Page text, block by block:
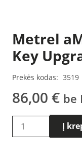
Metrel
Key
Prekės kodas: 3519
86,00 € be
produkto
kiekis:
Į